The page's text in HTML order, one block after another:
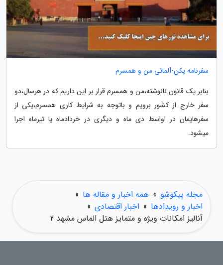
سفرنامه پکن-آلماتی من و همسرم
بنابر یک قانون نانوشته،من و همسرم قرار بر این داریم که در هرسال،دو
سفر خارج از کشور برویم و باتوجه به شرایط کاری همسرم،یکی از
سفرهایمان در اواسط دی ماه و دیگری در خردادماه یا تیرماه اجرا
میشود.
مجله پیکوشو » همه اخبار و مقاله ها »
اخبار و رویدادها » اخبار اقتصادی »
آنالیز امکانات ویژه و متمایز هتل الماس مشهد 2